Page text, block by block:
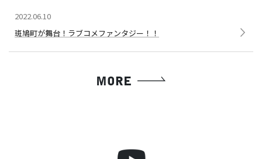
2022.06.10
斑鳩町が舞台！ラブコメファンタジー！！